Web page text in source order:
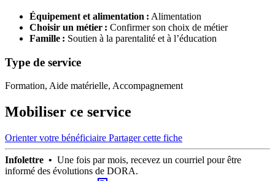
Équipement et alimentation : Alimentation
Choisir un métier : Confirmer son choix de métier
Famille : Soutien à la parentalité et à l’éducation
Type de service
Formation, Aide matérielle, Accompagnement
Mobiliser ce service
Orienter votre bénéficiaire Partager cette fiche
Infolettre • Une fois par mois, recevez un courriel pour être
informé des évolutions de DORA.